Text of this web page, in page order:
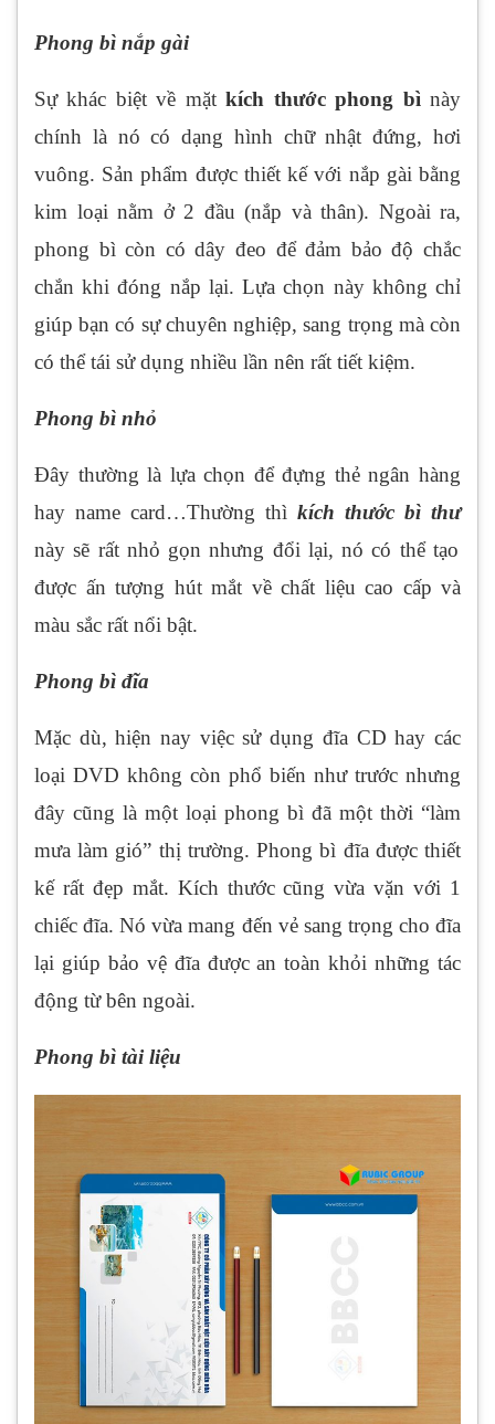
Phong bì nắp gài
Sự khác biệt về mặtkích thước phong bìnày
chính là nó có dạng hình chữ nhật đứng, hơi
vuông. Sản phẩm được thiết kế với nắp gài bằng
kim loại nằm ở 2 đầu (nắp và thân). Ngoài ra,
phong bì còn có dây đeo để đảm bảo độ chắc
chắn khi đóng nắp lại. Lựa chọn này không chỉ
giúp bạn có sự chuyên nghiệp, sang trọng mà còn
có thể tái sử dụng nhiều lần nên rất tiết kiệm.
Phong bì nhỏ
Đây thường là lựa chọn để đựng thẻ ngân hàng
hay name card…Thường thì kích thước bì thư
này sẽ rất nhỏ gọn nhưng đổi lại, nó có thể tạo
được ấn tượng hút mắt về chất liệu cao cấp và
màu sắc rất nổi bật.
Phong bì đĩa
Mặc dù, hiện nay việc sử dụng đĩa CD hay các
loại DVD không còn phổ biến như trước nhưng
đây cũng là một loại phong bì đã một thời “làm
mưa làm gió” thị trường. Phong bì đĩa được thiết
kế rất đẹp mắt. Kích thước cũng vừa vặn với 1
chiếc đĩa. Nó vừa mang đến vẻ sang trọng cho đĩa
lại giúp bảo vệ đĩa được an toàn khỏi những tác
động từ bên ngoài.
Phong bì tài liệu